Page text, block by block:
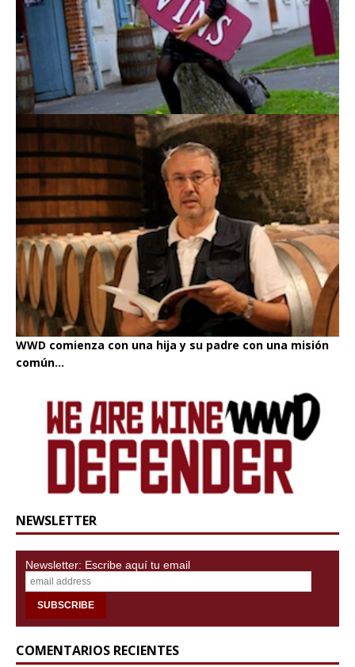
WWD comienza con una hija y su padre con una misión
común...
NEWSLETTER
Newsletter: Escribe aquí tu email
COMENTARIOS RECIENTES